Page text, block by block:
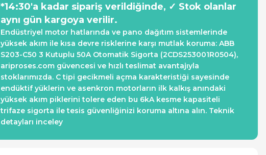
*14:30'a kadar sipariş verildiğinde, ✓ Stok olanlar
aynı gün kargoya verilir.
Endüstriyel motor hatlarında ve pano dağıtım sistemlerinde
yüksek akım ile kısa devre risklerine karşı mutlak koruma: ABB
S203-C50 3 Kutuplu 50A Otomatik Sigorta (2CDS253001R0504),
ariproses.com güvencesi ve hızlı teslimat avantajıyla
stoklarımızda. C tipi gecikmeli açma karakteristiği sayesinde
endüktif yüklerin ve asenkron motorların ilk kalkış anındaki
yüksek akım piklerini tolere eden bu 6kA kesme kapasiteli
trifaze sigorta ile tesis güvenliğinizi koruma altına alın. Teknik
detayları inceley